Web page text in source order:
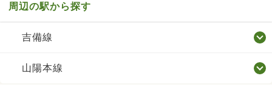
周辺の駅から探す
吉備線
山陽本線